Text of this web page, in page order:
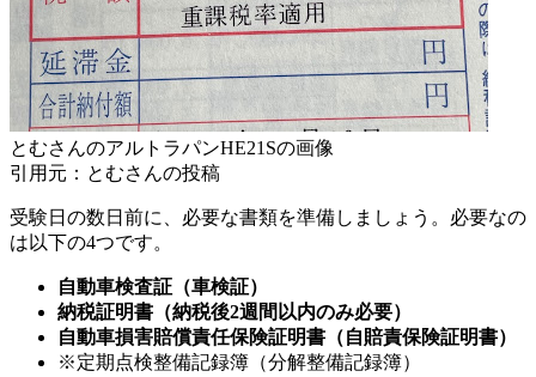
とむさんのアルトラパンHE21Sの画像
引用元：とむさんの投稿
受験日の数日前に、必要な書類を準備しましょう。必要なの
は以下の4つです。
自動車検査証（車検証）
納税証明書（納税後2週間以内のみ必要）
自動車損害賠償責任保険証明書（自賠責保険証明書）
※定期点検整備記録簿（分解整備記録簿）